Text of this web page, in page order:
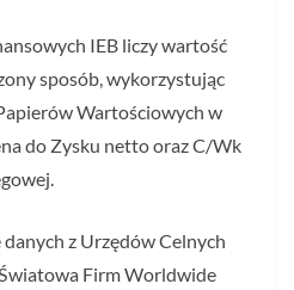
IEB liczy wartość
sposób, wykorzystując
Wartościowych w
do Zysku netto oraz C/Wk
z Urzędów Celnych
Firm Worldwide